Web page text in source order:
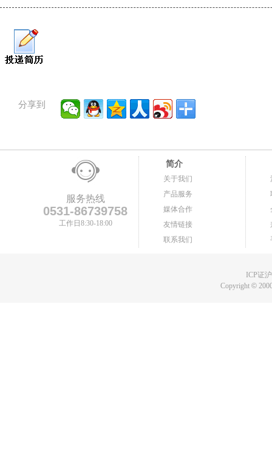
分享到
服务热线
0531-86739758
工作日8:30-18:00
简介
关于我们
产品服务
媒体合作
友情链接
联系我们
ICP证
Copyright©